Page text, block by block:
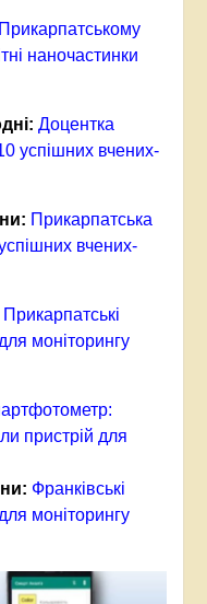
наночастинки
Доцентка
успішних вчених-
Прикарпатська
вчених-
Прикарпатські
моніторингу
пристрій для
Франківські
моніторингу